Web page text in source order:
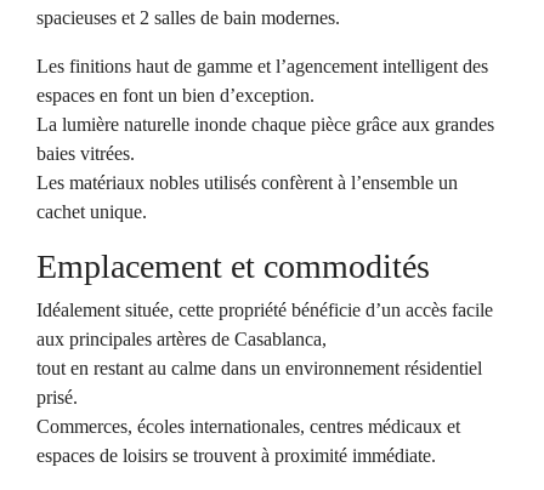
spacieuses et 2 salles de bain modernes.
Les finitions haut de gamme et l’agencement intelligent des
espaces en font un bien d’exception.
La lumière naturelle inonde chaque pièce grâce aux grandes
baies vitrées.
Les matériaux nobles utilisés confèrent à l’ensemble un
cachet unique.
Emplacement et commodités
Idéalement située, cette propriété bénéficie d’un accès facile
aux principales artères de Casablanca,
tout en restant au calme dans un environnement résidentiel
prisé.
Commerces, écoles internationales, centres médicaux et
espaces de loisirs se trouvent à proximité immédiate.